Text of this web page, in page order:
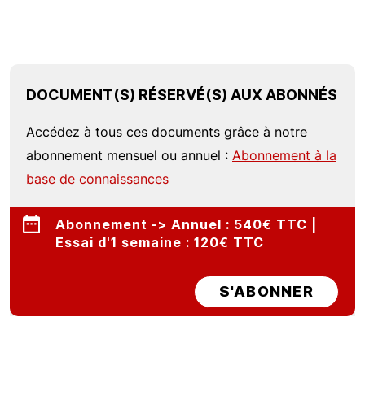
DOCUMENT(S) RÉSERVÉ(S) AUX ABONNÉS
Accédez à tous ces documents grâce à notre
abonnement mensuel ou annuel : Abonnement à la
base de connaissances
Abonnement -> Annuel : 540€ TTC |
Essai d'1 semaine : 120€ TTC
S'ABONNER